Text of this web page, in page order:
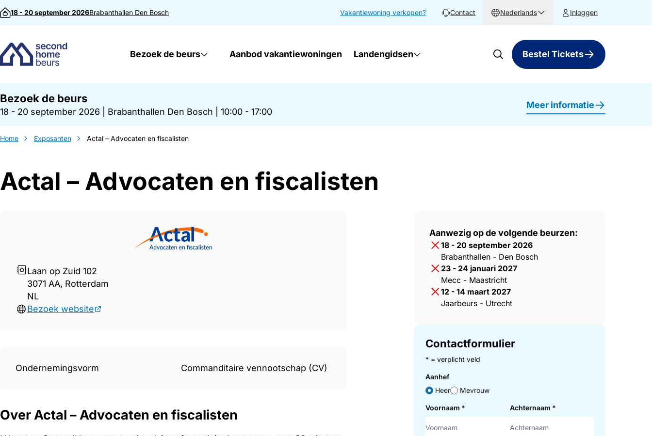
Direct naar inhoud
18 - 20 september 2026Brabanthallen Den Bosch Vakantiewoning verkopen? Contact Nederlands Inloggen
Bezoek de beurs Aanbod vakantiewoningen Landengidsen Bestel Tickets
Bezoek de beurs
18 - 20 september 2026 Brabanthallen Den Bosch 10:00 - 17:00
Meer informatie
Home Exposanten Actal – Advocaten en fiscalisten
Actal – Advocaten en fiscalisten
Laan op Zuid 102
3071 AA, Rotterdam
NL
Bezoek website
Gegevens Actal &#8211; Advocaten en fiscalisten
Ondernemingsvorm Commanditaire vennootschap (CV)
Over Actal – Advocaten en fiscalisten
Aanwezig op de volgende beurzen:
18 - 20 september 2026
Brabanthallen - Den Bosch
23 - 24 januari 2027
Mecc - Maastricht
12 - 14 maart 2027
Jaarbeurs - Utrecht
Contactformulier
* = verplicht veld
Aanhef
Heer
Mevrouw
Voornaam * Achternaam *